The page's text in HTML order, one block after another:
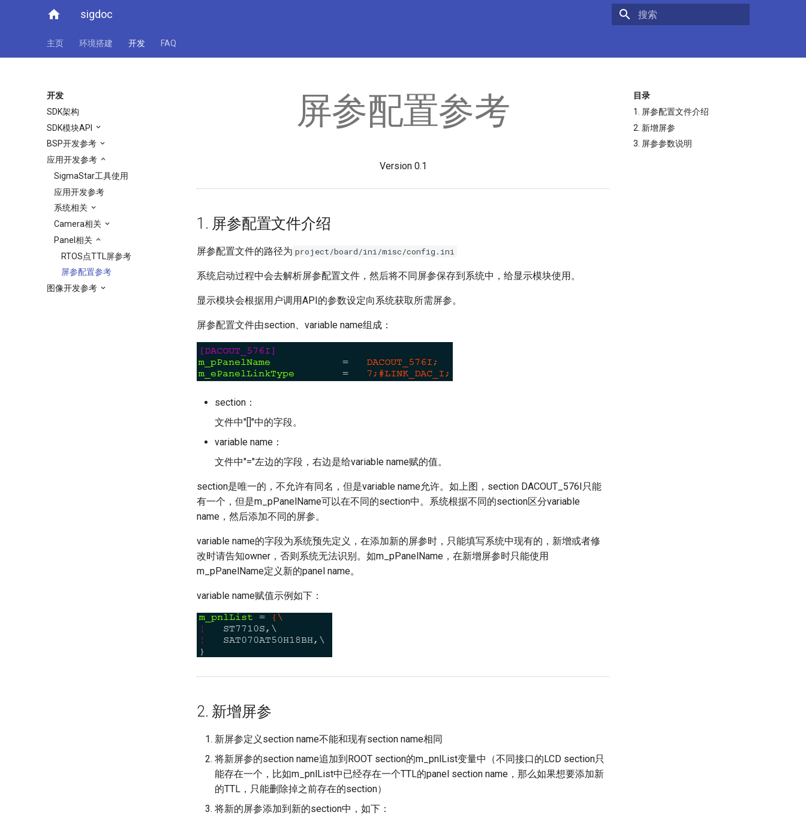
home sigdoc
主页 环境搭建 开发 FAQ
开发
SDK架构
SDK模块API
BSP开发参考
应用开发参考
SigmaStar工具使用
应用开发参考
系统相关
Camera相关
Panel相关
RTOS点TTL屏参考
屏参配置参考
图像开发参考
目录
1. 屏参配置文件介绍
2. 新增屏参
3. 屏参参数说明
屏参配置参考
Version 0.1
1. 屏参配置文件介绍
屏参配置文件的路径为 project/board/ini/misc/config.ini
系统启动过程中会去解析屏参配置文件，然后将不同屏参保存到系统中，给显示模块使用。
显示模块会根据用户调用API的参数设定向系统获取所需屏参。
屏参配置文件由section、variable name组成：
section：
文件中"[]"中的字段。
variable name：
文件中"="左边的字段，右边是给variable name赋的值。
section是唯一的，不允许有同名，但是variable name允许。如上图，section DACOUT_576I只能
有一个，但是m_pPanelName可以在不同的section中。系统根据不同的section区分variable
name，然后添加不同的屏参。
variable name的字段为系统预先定义，在添加新的屏参时，只能填写系统中现有的，新增或者修
改时请告知owner，否则系统无法识别。如m_pPanelName，在新增屏参时只能使用
m_pPanelName定义新的panel name。
variable name赋值示例如下：
2. 新增屏参
新屏参定义section name不能和现有section name相同
将新屏参的section name追加到ROOT section的m_pnlList变量中（不同接口的LCD section只
能存在一个，比如m_pnlList中已经存在一个TTL的panel section name，那么如果想要添加新
的TTL，只能删除掉之前存在的section）
将新的屏参添加到新的section中，如下：